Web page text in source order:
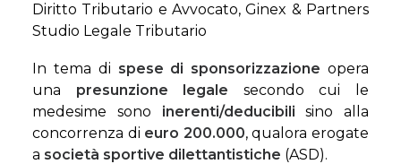
Diritto Tributario e Avvocato, Ginex & Partners
Studio Legale Tributario
In tema di spese di sponsorizzazione opera
una presunzione legale secondo cui le
medesime sono inerenti/deducibili sino alla
concorrenza di euro 200.000, qualora erogate
a società sportive dilettantistiche (ASD).